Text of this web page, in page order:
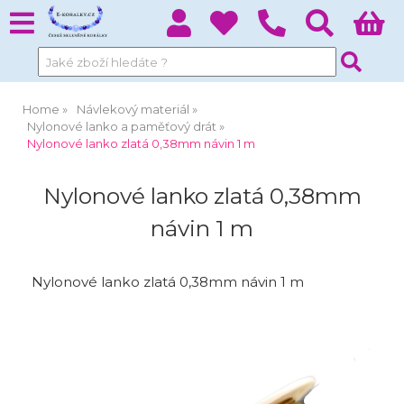
Home
Návlekový materiál
Nylonové lanko a paměťový drát
Nylonové lanko zlatá 0,38mm návin 1 m
Nylonové lanko zlatá 0,38mm
návin 1 m
Nylonové lanko zlatá 0,38mm návin 1 m